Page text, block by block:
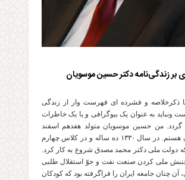
بر زندگی‌نامه دکتر حسین موسویان
ذکرخلاصه و فشرده ای فهرست وار از زندگی
ونباید به عنوان یک بیوگرافی و یا یک خاطرات
من حسین موسویان متولد هفدهم اسفند
۱۳۲۰ در تهران هستم. در سال ۱۳۳۰ ده ساله و در کلاس چهارم
دولت ملی دکتر محمد مصدق شروع به کار کرد.
ملی کردن صنعت نفت و جوّ استقلال طلبی
آن چنان جامعه ایران را فراگرفته بود که کودکان